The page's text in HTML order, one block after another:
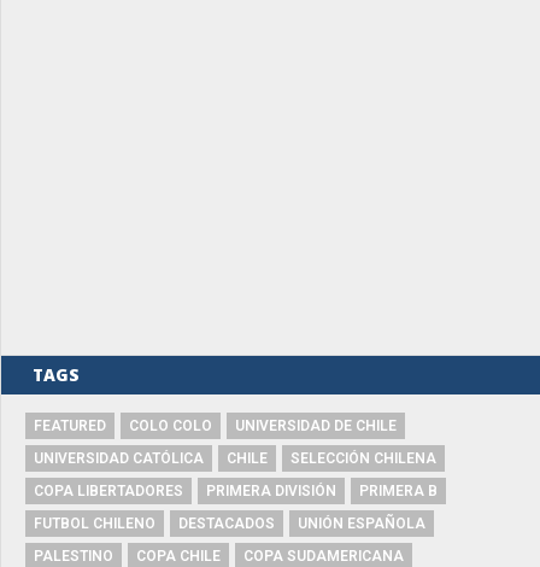
TAGS
FEATURED COLO COLO
UNIVERSIDAD DE CHILE
UNIVERSIDAD CATÓLICA
CHILE
SELECCIÓN CHILENA
COPA LIBERTADORES
PRIMERA DIVISIÓN
PRIMERA B
FUTBOL CHILENO
DESTACADOS
UNIÓN ESPAÑOLA
PALESTINO
COPA CHILE
COPA SUDAMERICANA